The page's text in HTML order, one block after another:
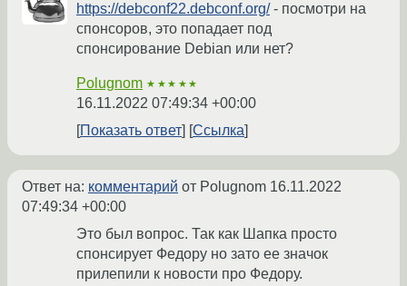
https://debconf22.debconf.org/- посмотри на
спонсоров, это попадает под
спонсирование Debian или нет?
Polugnom ★★★★★
16.11.2022 07:49:34 +00:00
Показать ответ
Ссылка
Ответ на: комментарий от Polugnom 16.11.2022
07:49:34 +00:00
Это был вопрос. Так как Шапка просто
спонсирует Федору но зато ее значок
прилепили к новости про Федору.